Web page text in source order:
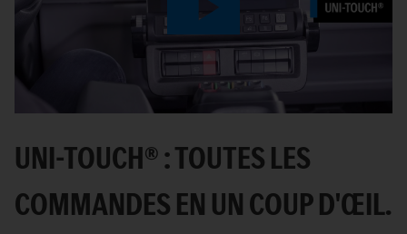
Play
Video
UNI-TOUCH® : TOUTES LES
COMMANDES EN UN COUP D'ŒIL.